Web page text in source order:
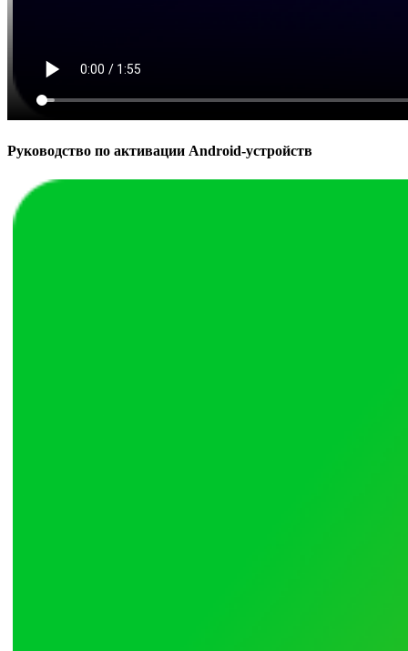
Руководство по активации Android-устройств